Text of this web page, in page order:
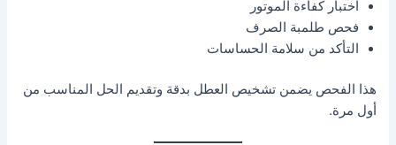
اختبار كفاءة الموتور
فحص طلمبة الصرف
التأكد من سلامة الحساسات
هذا الفحص يضمن تشخيص العطل بدقة وتقديم الحل المناسب من
أول مرة.